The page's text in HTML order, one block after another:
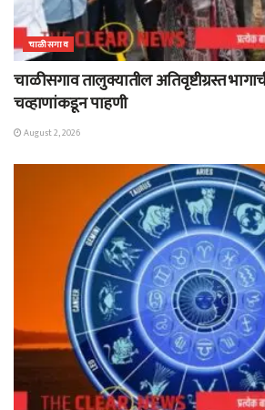
चाळीसगाव
चाळीसगाव तालुक्यातील अतिवृष्टीग्रस्त
चव्हाणांकडून पाहणी
August 2, 2026